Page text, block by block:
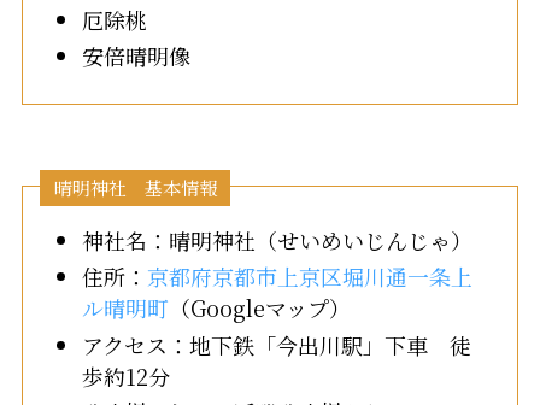
厄除桃
安倍晴明像
晴明神社 基本情報
神社名：晴明神社（せいめいじんじゃ）
住所： 京都府京都市上京区堀川通一条上
ル晴明町 （Googleマップ）
アクセス：地下鉄「今出川駅」下車 徒
歩約12分